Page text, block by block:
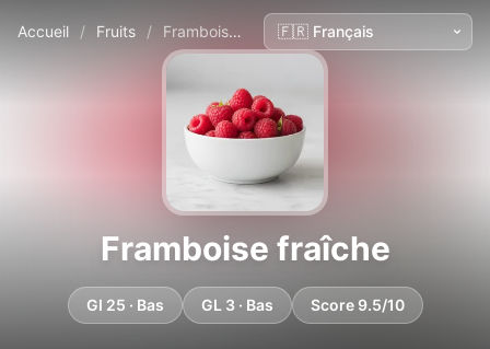
Accueil / Fruits / Framboise fraîche
Framboise fraîche
GI 25 · Bas GL 3 · Bas Score 9.5/10